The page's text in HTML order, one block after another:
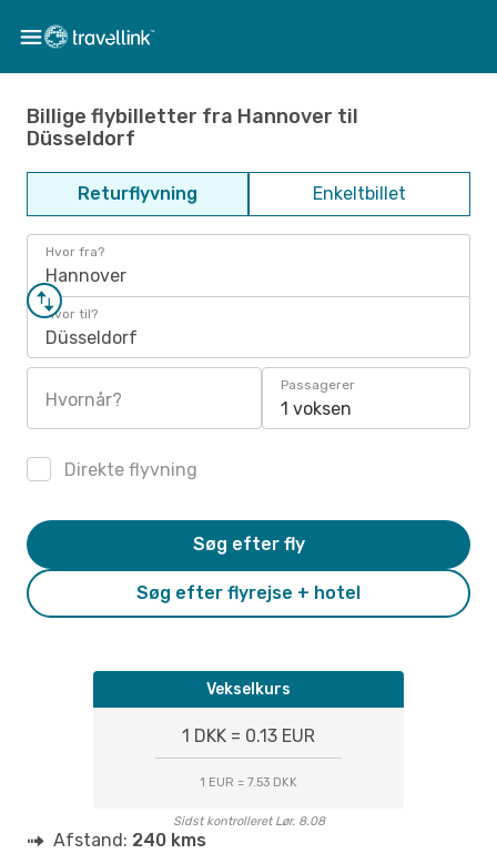
Billige flybilletter fra Hannover til
Düsseldorf
Returflyvning Enkeltbillet
Hvor fra?
Hannover
Hvor til?
Düsseldorf
Hvornår?
Passagerer
1 voksen
Direkte flyvning
Søg efter flyrejse + hotel
Søg efter fly
Vekselkurs
1 DKK = 0.13 EUR
1 EUR = 7.53 DKK
Sidst kontrolleret Lør. 8.08
Afstand: 240 kms